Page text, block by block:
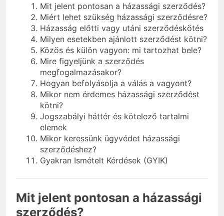
Mit jelent pontosan a házassági szerződés?
Miért lehet szükség házassági szerződésre?
Házasság előtti vagy utáni szerződéskötés
Milyen esetekben ajánlott szerződést kötni?
Közös és külön vagyon: mi tartozhat bele?
Mire figyeljünk a szerződés
megfogalmazásakor?
Hogyan befolyásolja a válás a vagyont?
Mikor nem érdemes házassági szerződést
kötni?
Jogszabályi háttér és kötelező tartalmi
elemek
Mikor keressünk ügyvédet házassági
szerződéshez?
Gyakran Ismételt Kérdések (GYIK)
Mit jelent pontosan a házassági
szerződés?